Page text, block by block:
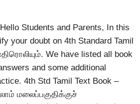
Students and Parents, In this
your doubt on 4th Standard Tamil
We have listed all book
and some additional
4th Std Tamil Text Book –
மலைப்பகுதிக்குச்